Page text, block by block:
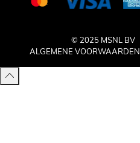
© 2025 MSNL BV
ALGEMENE VOORWAARDEN